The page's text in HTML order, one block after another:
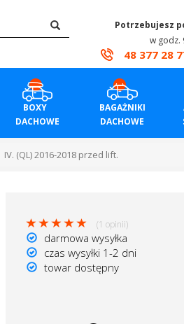
Potrzebujesz
w godz.
48 377 28
BOXY
DACHOWE
BAGAŻNIKI
DACHOWE
IV. (QL) 2016-2018 przed lift.
(1 opinii)
darmowa wysyłka
czas wysyłki 1-2 dni
towar dostępny